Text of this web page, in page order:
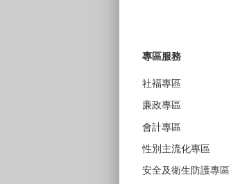
專區服務
社褔專區
廉政專區
會計專區
性別主流化專區
安全及衛生防護專區